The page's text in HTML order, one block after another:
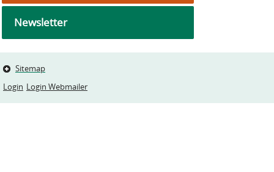
Newsletter
Sitemap
Login Login Webmailer